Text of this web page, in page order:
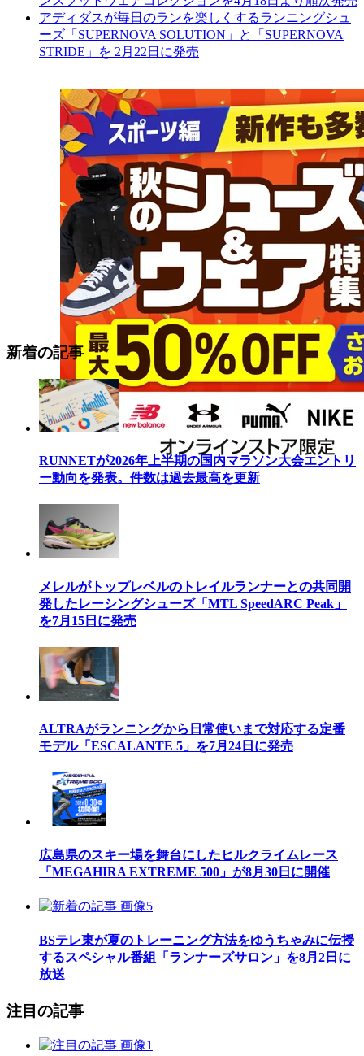
アディダスが毎日のランを楽しくするランニングシュ
ーズ「SUPERNOVA SOLUTION」と「SUPERNOVA
STRIDE」を 2月22日に発売
新着の記事
RUNNETが2026年上半期の国内マラソン大会エントリ
ー動向を発表。件数は過去最高を更新
メレルがトップレベルのトレイルランナーとの共同開
発したレーシングシューズ「MTL SpeedARC Peak」
を7月15日に発売
ALTRAがランニングから日常使いまで対応する定番
モデル「ESCALANTE 5」を7月24日に発売
広島県のスキー場を舞台にしたヒルクライムレース
「MEGAHIRA EXTREME 500」が8月30日に開催
BSテレ東が夏のトレーニング方法をゆうちゃみに伝授
するスペシャル番組「ランナーズサロン」を8月2日に
放送
注目の記事